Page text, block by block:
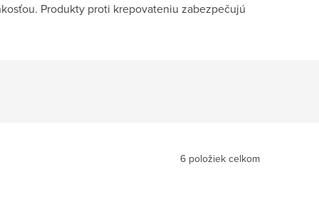
Produkty proti krepovateniu zabezpečujú
6 položiek celkom